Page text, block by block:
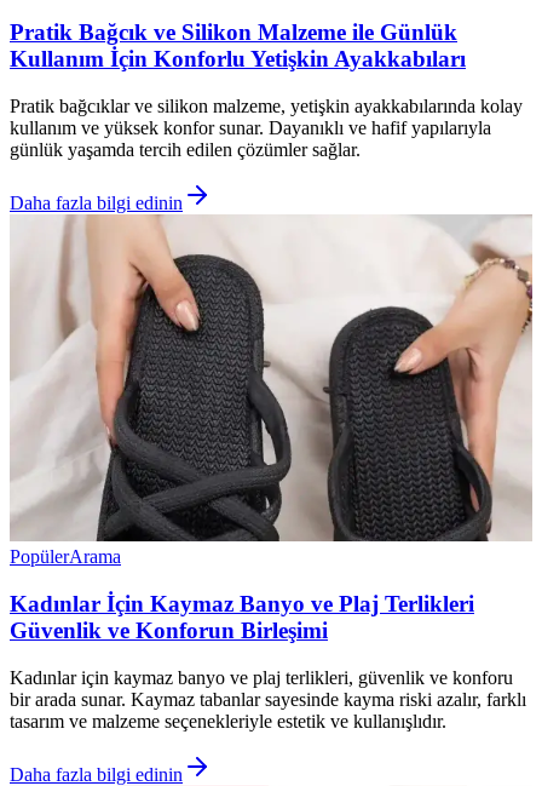
Pratik Bağcık ve Silikon Malzeme ile Günlük
Kullanım İçin Konforlu Yetişkin Ayakkabıları
Pratik bağcıklar ve silikon malzeme, yetişkin ayakkabılarında kolay
kullanım ve yüksek konfor sunar. Dayanıklı ve hafif yapılarıyla
günlük yaşamda tercih edilen çözümler sağlar.
Daha fazla bilgi edinin
PopülerArama
Kadınlar İçin Kaymaz Banyo ve Plaj Terlikleri
Güvenlik ve Konforun Birleşimi
Kadınlar için kaymaz banyo ve plaj terlikleri, güvenlik ve konforu
bir arada sunar. Kaymaz tabanlar sayesinde kayma riski azalır, farklı
tasarım ve malzeme seçenekleriyle estetik ve kullanışlıdır.
Daha fazla bilgi edinin